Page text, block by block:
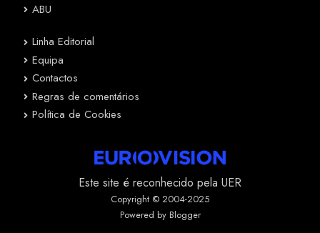
ABU
Linha Editorial
Equipa
Contactos
Regras de comentários
Política de Cookies
Este site é reconhecido pela UER
Copyright © 2004-2025
Powered by Blogger